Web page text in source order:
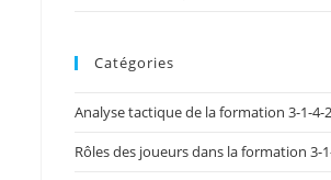
Catégories
Analyse tactique de la formation 3-1-4-2
Rôles des joueurs dans la formation 3-